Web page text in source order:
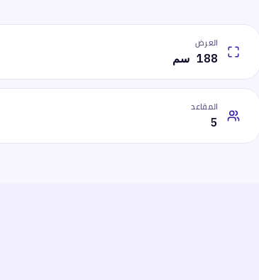
العرض
188 سم
المقاعد
5